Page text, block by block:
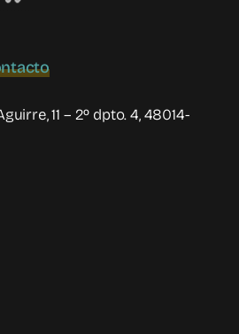
11 – 2º dpto. 4, 48014-